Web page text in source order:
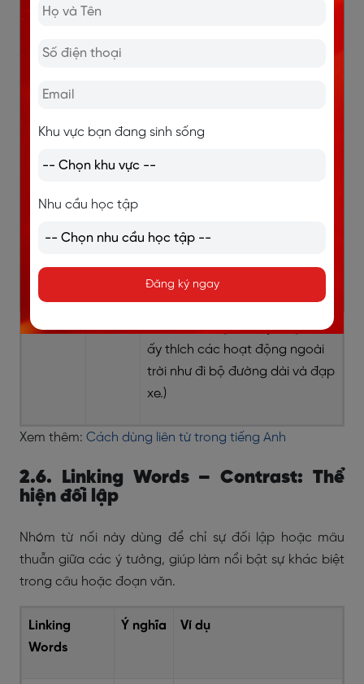
For
Chẳng
cảm hơn với tiếng ồn lớn.)
illustrate
minh
họa
xem xét nghiên cứu trường hợp
Such as Như là
He enjoys outdoor activities
such as hiking and cycling. (Anh
ấy thích các hoạt động ngoài
trời như đi bộ đường dài và đạp
xe.)
Xem thêm: Cách dùng liên từ trong tiếng Anh
2.6. Linking Words – Contrast: Thể
hiện đối lập
Nhóm từ nối này dùng để chỉ sự đối lập hoặc mâu
thuẫn giữa các ý tưởng, giúp làm nổi bật sự khác biệt
trong câu hoặc đoạn văn.
Linking
Words
Ý nghĩa Ví dụ
Khu vực bạn đang sinh sống
Nhu cầu học tập
Đăng ký ngay